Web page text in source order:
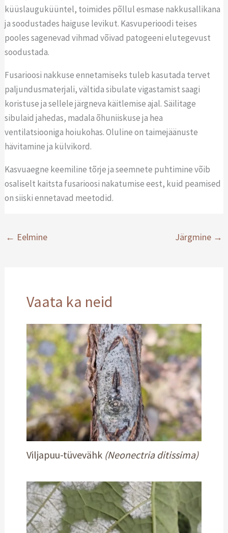
küüslauguküüntel, toimides põllul esmase nakkusallikana
ja soodustades haiguse levikut. Kasvuperioodi teises
pooles sagenevad vihmad võivad patogeeni elutegevust
soodustada.
Fusarioosi nakkuse ennetamiseks tuleb kasutada tervet
paljundusmaterjali, vältida sibulate vigastamist saagi
koristuse ja sellele järgneva käitlemise ajal. Säilitage
sibulaid jahedas, madala õhuniiskuse ja hea
ventilatsiooniga hoiukohas. Oluline on taimejäänuste
hävitamine ja külvikord.
Kasvuaegne keemiline tõrje ja seemnete puhtimine võib
osaliselt kaitsta fusarioosi nakatumise eest, kuid peamised
on siiski ennetavad meetodid.
← Eelmine Järgmine →
Vaata ka neid
Viljapuu-tüvevähk (Neonectria ditissima)